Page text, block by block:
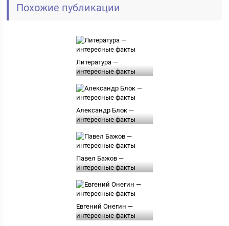
Похожие публикации
Литература —
интересные факты
Александр Блок —
интересные факты
Павел Бажов —
интересные факты
Евгений Онегин —
интересные факты